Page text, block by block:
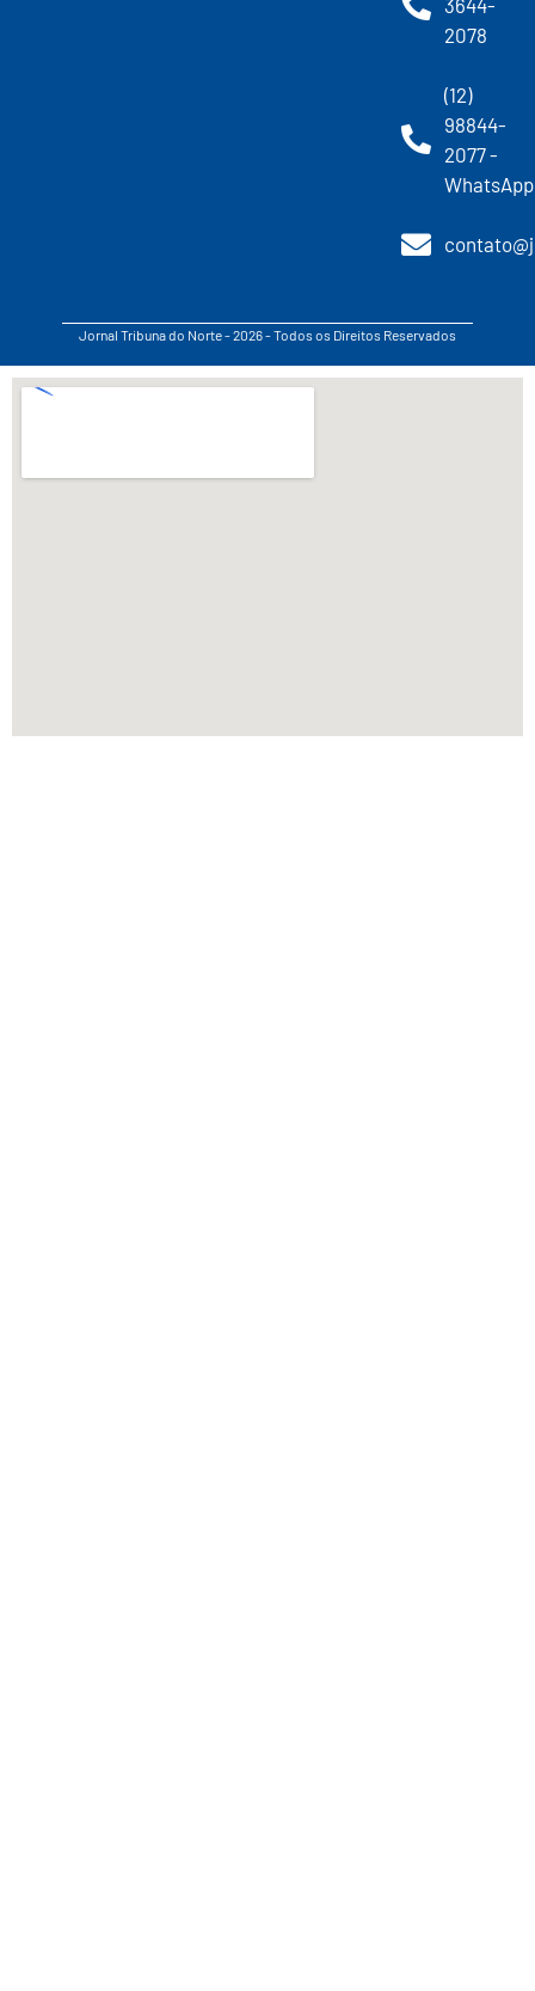
2078
(12)
98844-
2077 -
WhatsApp
Jornal Tribuna do Norte - 2026 - Todos os Direitos Reservados